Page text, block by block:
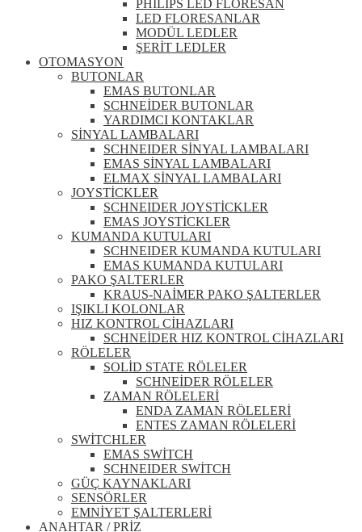
PHILIPS LED FLORESAN
LED FLORESANLAR
MODÜL LEDLER
ŞERİT LEDLER
OTOMASYON
BUTONLAR
EMAS BUTONLAR
SCHNEİDER BUTONLAR
YARDIMCI KONTAKLAR
SİNYAL LAMBALARI
SCHNEIDER SİNYAL LAMBALARI
EMAS SİNYAL LAMBALARI
ELMAX SİNYAL LAMBALARI
JOYSTİCKLER
SCHNEIDER JOYSTİCKLER
EMAS JOYSTİCKLER
KUMANDA KUTULARI
SCHNEIDER KUMANDA KUTULARI
EMAS KUMANDA KUTULARI
PAKO ŞALTERLER
KRAUS-NAİMER PAKO ŞALTERLER
IŞIKLI KOLONLAR
HIZ KONTROL CİHAZLARI
SCHNEİDER HIZ KONTROL CİHAZLARI
RÖLELER
SOLİD STATE RÖLELER
SCHNEİDER RÖLELER
ZAMAN RÖLELERİ
ENDA ZAMAN RÖLELERİ
ENTES ZAMAN RÖLELERİ
SWİTCHLER
EMAS SWİTCH
SCHNEIDER SWİTCH
GÜÇ KAYNAKLARI
SENSÖRLER
EMNİYET ŞALTERLERİ
ANAHTAR / PRİZ